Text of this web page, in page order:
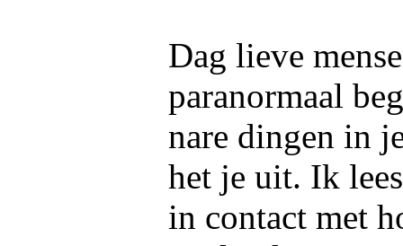
Dag lieve
paranormaal
nare dingen in
het je uit. Ik
in contact met